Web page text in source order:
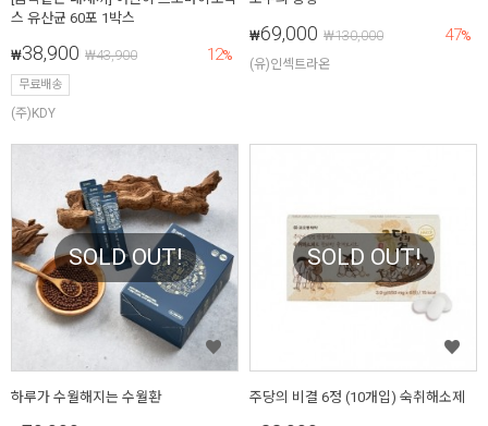
스 유산균 60포 1박스
₩38,900 ₩43,900 12%
무료배송
(주)KDY
₩69,000 ₩130,000 47%
(유)인섹트라온
SOLD OUT!
하루가 수월해지는 수월환
SOLD OUT!
주당의 비결 6정 (10개입) 숙취해소제